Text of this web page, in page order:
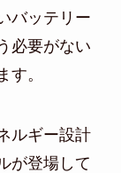
バッテリー
必要がない
す。
ルギー設計
が登場して